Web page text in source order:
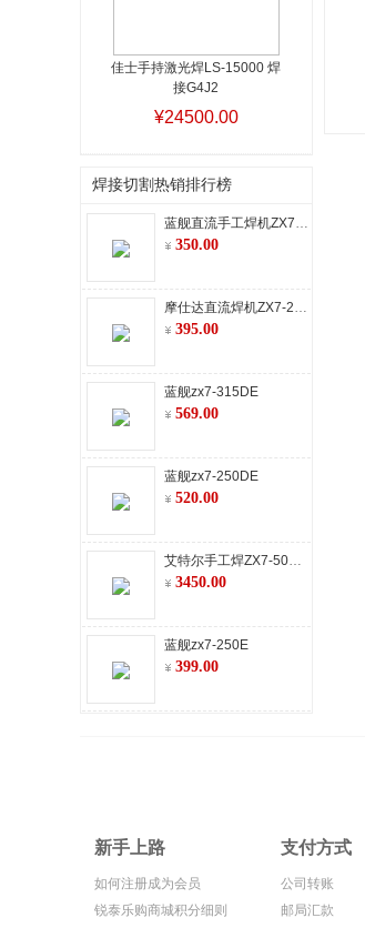
佳士手持激光焊LS-15000 焊
接G4J2
¥24500.00
焊接切割热销排行榜
蓝舰直流手工焊机ZX7-250E Z38304
350.00
摩仕达直流焊机ZX7-250DT新款（220V/380V）
395.00
蓝舰zx7-315DE
569.00
蓝舰zx7-250DE
520.00
艾特尔手工焊ZX7-500手工矿（380V-660V）
3450.00
蓝舰zx7-250E
399.00
新手上路
如何注册成为会员
锐泰乐购商城积分细则
支付方式
公司转账
邮局汇款